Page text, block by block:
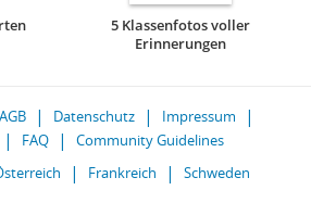
5 Klassenfotos voller
Erinnerungen
AGB Datenschutz
Impressum
FAQ
Community Guidelines
Frankreich Schweden